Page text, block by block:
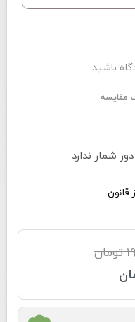
باشید
مقایسه
شمار ندارد
قانون